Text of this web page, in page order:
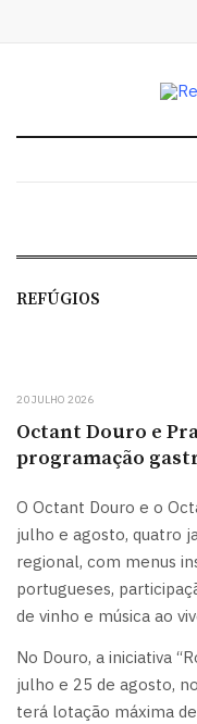
REFÚGIOS
20 JULHO 2026
Octant Douro e
programação
O Octant Douro e o
julho e agosto, quatro
regional, com menus
portugueses,
de vinho e música ao
No Douro, a iniciativa
julho e 25 de agosto,
terá lotação máxima